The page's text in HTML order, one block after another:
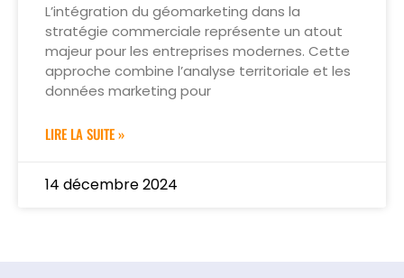
L’intégration du géomarketing dans la
stratégie commerciale représente un atout
majeur pour les entreprises modernes. Cette
approche combine l’analyse territoriale et les
données marketing pour
LIRE LA SUITE »
14 décembre 2024